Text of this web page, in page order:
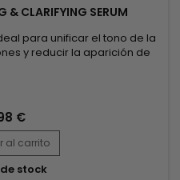
& CLARIFYING SERUM
para unificar el tono de la
y reducir la aparición de
actúa en profundidad para
el...
€
al carrito
stock